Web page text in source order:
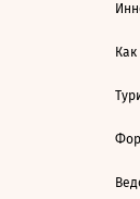
Как